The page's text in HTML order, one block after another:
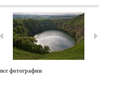
все фотографии